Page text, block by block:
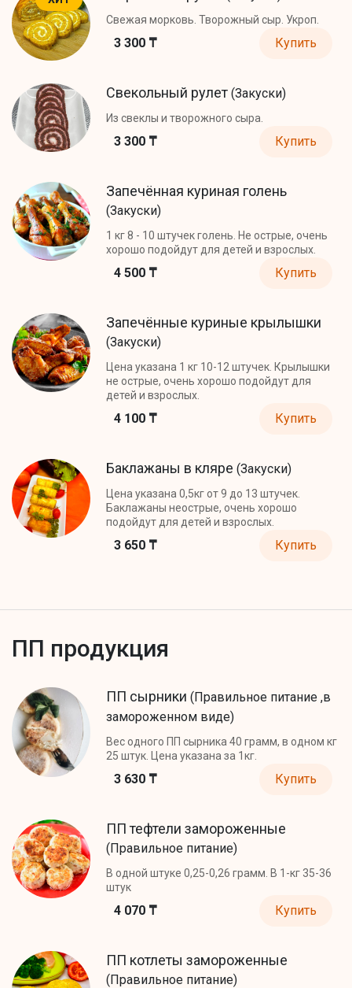
Свежая морковь. Творожный сыр. Укроп.
3 300 ₸ Купить
Свекольный рулет (Закуски)
Из свеклы и творожного сыра.
3 300 ₸ Купить
Запечённая куриная голень
(Закуски)
1 кг 8 - 10 штучек голень. Не острые, очень
хорошо подойдут для детей и взрослых.
4 500 ₸ Купить
Запечённые куриные крылышки
(Закуски)
Цена указана 1 кг 10-12 штучек. Крылышки
не острые, очень хорошо подойдут для
детей и взрослых.
4 100 ₸ Купить
Баклажаны в кляре (Закуски)
Цена указана 0,5кг от 9 до 13 штучек.
Баклажаны неострые, очень хорошо
подойдут для детей и взрослых.
3 650 ₸ Купить
ПП продукция
ПП сырники (Правильное питание ,в
замороженном виде)
Вес одного ПП сырника 40 грамм, в одном кг
25 штук. Цена указана за 1кг.
3 630 ₸ Купить
ПП тефтели замороженные
(Правильное питание)
В одной штуке 0,25-0,26 грамм. В 1-кг 35-36
штук
4 070 ₸ Купить
ПП котлеты замороженные
(Правильное питание)